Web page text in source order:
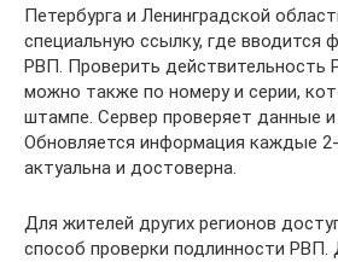
Петербурга и Ленинградской
специальную ссылку, где вводится
РВП. Проверить
можно также по номеру и серии,
штампе. Сервер проверяет данные
Обновляется информация каждые
актуальна и достоверна.
Для жителей других регионов
способ проверки подлинности РВП.